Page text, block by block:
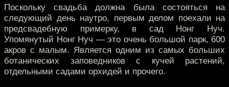
Поскольку свадьба должна была состояться на
следующий день наутро, первым делом поехали на
предсвадебную примерку, в сад Нонг Нуч.
Упомянутый Нонг Нуч — это очень большой парк, 600
акров с малым. Является одним из самых больших
ботанических заповедников с кучей растений,
отдельными садами орхидей и прочего.